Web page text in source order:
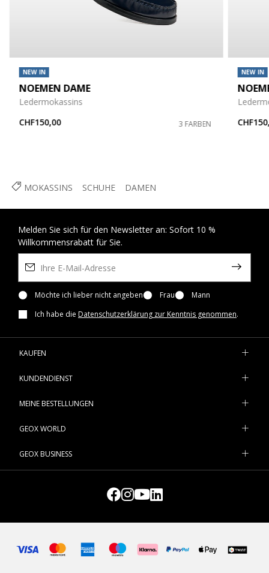
MOKASSINS SCHUHE DAMEN
NEW IN
NOEMEN DAME
Ledermokassins
CHF150,00
3 FARBEN
NEW IN
Melden Sie sich für den Newsletter an: Sofort 10 %
Willkommensrabatt für Sie.
Möchte ich lieber nicht angeben Frau
Mann
Ich habe die Datenschutzerklärung zur Kenntnis genommen.
KAUFEN
KUNDENDIENST
MEINE BESTELLUNGEN
GEOX WORLD
GEOX BUSINESS